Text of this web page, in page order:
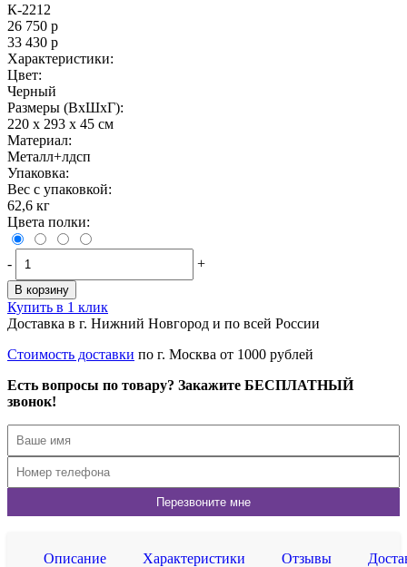
К-2212
26 750 р
33 430 р
Характеристики:
Цвет:
Черный
Размеры (ВxШxГ):
220 x 293 x 45 см
Материал:
Металл+лдсп
Упаковка:
Вес с упаковкой:
62,6 кг
Цвета полки:
- +
В корзину
Купить в 1 клик
Доставка в г. Нижний Новгород и по всей России
Стоимость доставки по г. Москва от 1000 рублей
Есть вопросы по товару? Закажите БЕСПЛАТНЫЙ
звонок!
Описание Характеристики Отзывы